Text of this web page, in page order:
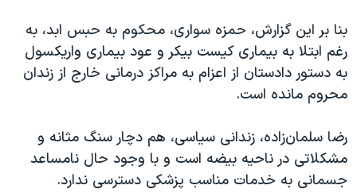
نرگس محمدی برنده جایزه نوبل صلح
همایش محافظه‌کاران آمریکا «سی‌پک»
صفحه‌های ویژه
بنا بر این گزارش، حمزه سواری، محکوم به حبس ابد، به
رغم ابتلا به بیماری کیست بیکر و عود بیماری واریکسول
به دستور دادستان از اعزام به مراکز درمانی خارج از زندان
محروم مانده است.
رضا سلمان‌زاده، زندانی سیاسی، هم دچار سنگ مثانه و
مشکلاتی در ناحیه بیضه است و با وجود حال نامساعد
جسمانی به خدمات مناسب پزشکی دسترسی ندارد.